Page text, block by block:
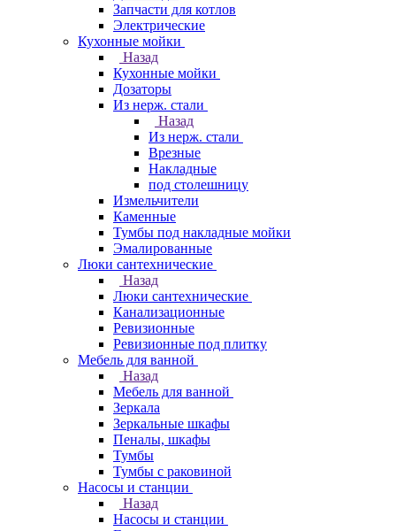
Запчасти для котлов
Электрические
Кухонные мойки
Назад
Кухонные мойки
Дозаторы
Из нерж. стали
Назад
Из нерж. стали
Врезные
Накладные
под столешницу
Измельчители
Каменные
Тумбы под накладные мойки
Эмалированные
Люки сантехнические
Назад
Люки сантехнические
Канализационные
Ревизионные
Ревизионные под плитку
Мебель для ванной
Назад
Мебель для ванной
Зеркала
Зеркальные шкафы
Пеналы, шкафы
Тумбы
Тумбы с раковиной
Насосы и станции
Назад
Насосы и станции